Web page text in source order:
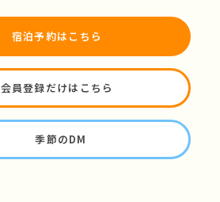
宿泊予約はこちら
会員登録だけはこちら
季節のDM